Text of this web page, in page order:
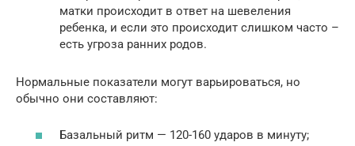
матки происходит в ответ на шевеления
ребенка, и если это происходит слишком часто –
есть угроза ранних родов.
Нормальные показатели могут варьироваться, но
обычно они составляют:
Базальный ритм — 120-160 ударов в минуту;